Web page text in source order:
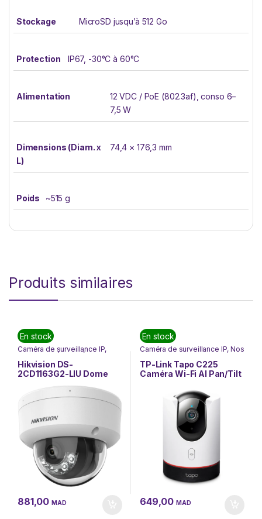
Stockage MicroSD jusqu’à 512 Go
Protection IP67, -30°C à 60°C
Alimentation
12 VDC / PoE (802.3af), conso 6–
7,5 W
Dimensions (Diam. x
L)
74,4 × 176,3 mm
Poids ~515 g
Produits similaires
En stock
Caméra de surveillance IP,
SÉCURITÉ
Vidéosurveillance
Hikvision DS-
2CD1163G2-LIU Dome
Fixed Smart Hybrid Light
881,00MAD
En stock
Caméra de surveillance IP,Nos
,
SÉCURITÉ ,Tp-link,
Vidéosurveillance
TP-Link Tapo C225
Caméra Wi-Fi AI Pan/Tilt
Intérieure(TapoC225)
649,00MAD